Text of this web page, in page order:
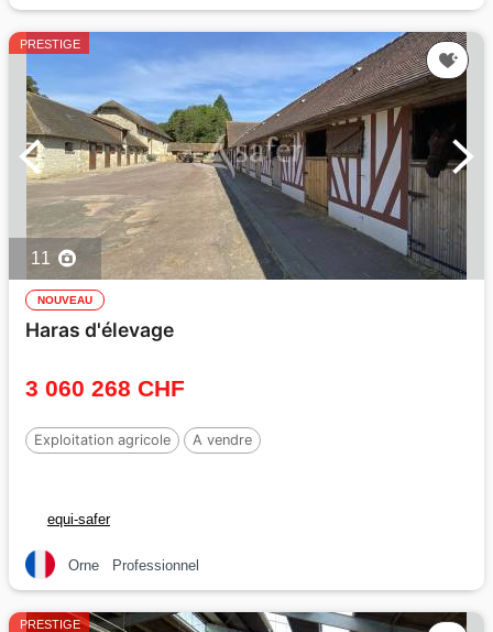
PRESTIGE
11
NOUVEAU
Haras d'élevage
3 060 268 CHF
Exploitation agricole A vendre
equi-safer
Orne Professionnel
PRESTIGE